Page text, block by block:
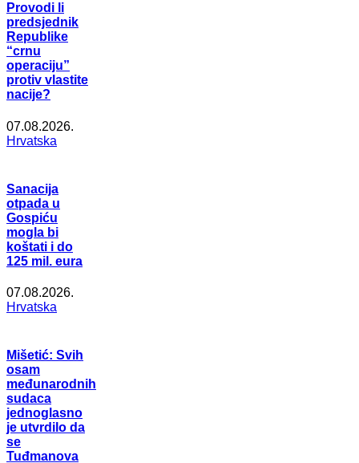
Provodi li
predsjednik
Republike
“crnu
operaciju”
protiv vlastite
nacije?
07.08.2026.
Hrvatska
Sanacija
otpada u
Gospiću
mogla bi
koštati i do
125 mil. eura
07.08.2026.
Hrvatska
Mišetić: Svih
osam
međunarodnih
sudaca
jednoglasno
je utvrdilo da
se
Tuđmanova